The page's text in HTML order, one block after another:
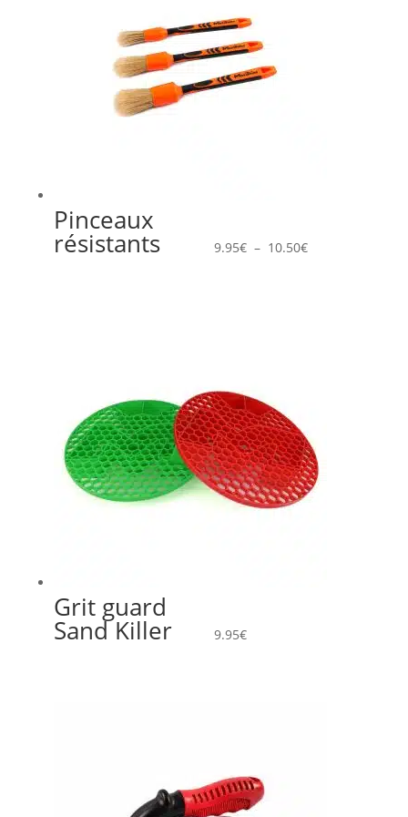
Pinceaux
résistants 9.95€ – 10.50€de
Grit guard
Sand Killer 9.95€